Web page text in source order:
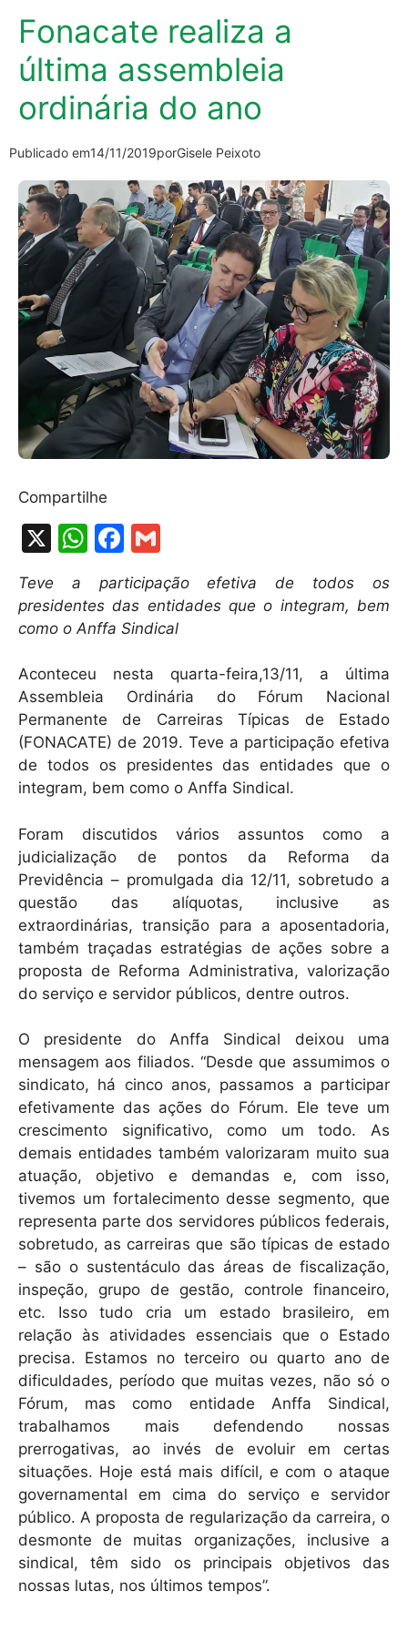
Fonacate realiza a
última assembleia
ordinária do ano
Publicado em14/11/2019porGisele Peixoto
Compartilhe
X
W
at
s
p
p
F
a
c
e
o
o
k
m
ai
l
Teve a participação efetiva de todos os
presidentes das entidades que o integram, bem
como o Anffa Sindical
Aconteceu nesta quarta-feira,13/11, a última
Assembleia Ordinária do Fórum Nacional
Permanente de Carreiras Típicas de Estado
(FONACATE) de 2019. Teve a participação efetiva
de todos os presidentes das entidades que o
integram, bem como o Anffa Sindical.
Foram discutidos vários assuntos como a
judicialização de pontos da Reforma da
Previdência – promulgada dia 12/11, sobretudo a
questão das alíquotas, inclusive as
extraordinárias, transição para a aposentadoria,
também traçadas estratégias de ações sobre a
proposta de Reforma Administrativa, valorização
do serviço e servidor públicos, dentre outros.
O presidente do Anffa Sindical deixou uma
mensagem aos filiados. “Desde que assumimos o
sindicato, há cinco anos, passamos a participar
efetivamente das ações do Fórum. Ele teve um
crescimento significativo, como um todo. As
demais entidades também valorizaram muito sua
atuação, objetivo e demandas e, com isso,
tivemos um fortalecimento desse segmento, que
representa parte dos servidores públicos federais,
sobretudo, as carreiras que são típicas de estado
– são o sustentáculo das áreas de fiscalização,
inspeção, grupo de gestão, controle financeiro,
etc. Isso tudo cria um estado brasileiro, em
relação às atividades essenciais que o Estado
precisa. Estamos no terceiro ou quarto ano de
dificuldades, período que muitas vezes, não só o
Fórum, mas como entidade Anffa Sindical,
trabalhamos mais defendendo nossas
prerrogativas, ao invés de evoluir em certas
situações. Hoje está mais difícil, e com o ataque
governamental em cima do serviço e servidor
público. A proposta de regularização da carreira, o
desmonte de muitas organizações, inclusive a
sindical, têm sido os principais objetivos das
nossas lutas, nos últimos tempos”.